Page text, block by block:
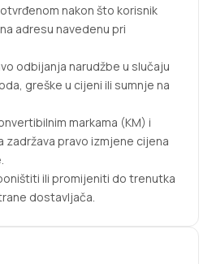
nakon što korisnik
adresu navedenu pri
odbijanja narudžbe u slučaju
greške u cijeni ili sumnje na
markama (KM) i
zadržava pravo izmjene cijena
ili promijeniti do trenutka
dostavljača.